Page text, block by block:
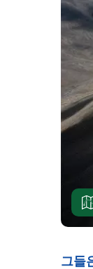
그들